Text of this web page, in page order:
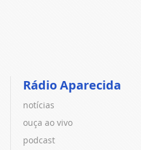
Rádio Aparecida
notícias
ouça ao vivo
podcast